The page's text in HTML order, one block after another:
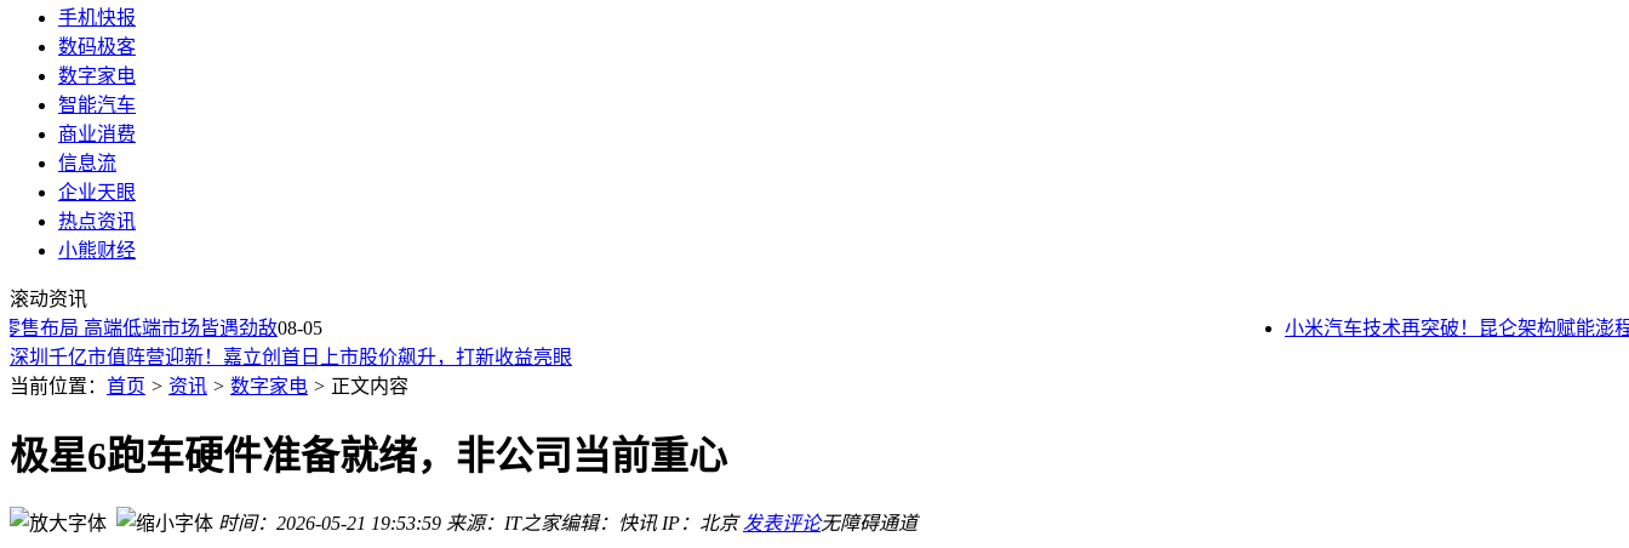
手机快报
数码极客
数字家电
智能汽车
商业消费
信息流
企业天眼
热点资讯
小熊财经
滚动资讯
布局 高端低端市场皆遇劲敌08-05 小米汽车技术再突破！昆仑架构赋能澎程
消息称中国移动考虑出售泰国电信公司True少数股权
格力朱磊：只要质量没问题，空调完全可以一直开
清理违规视频13300余条，7月「AI魔改」视频治理成果公布
深圳千亿市值阵营迎新！嘉立创首日上市股价飙升，打新收益亮眼
广电总局：7月清理AI魔改违规视频13300余条
一汽解放跨界突破：首台大功率发电机组交付 助力绿色能源装备产业化
选购宿营车不迷茫：深度解析双动力与按需定制，选对适配场景好车
冰箱能24小时运转，空调为何难获同等待遇？格力朱磊：质量达标也可一直开
消息称中国移动考虑出售泰国电信公司True少数股权
当前位置： 首页 > 资讯 > 数字家电 > 正文内容
极星6跑车硬件准备就绪，非公司当前重心
时间：2026-05-21 19:53:59 来源：IT之家编辑：快讯 IP：北京 发表评论无障碍通道